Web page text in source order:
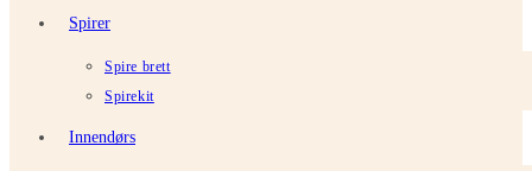
Spirer
Spire brett
Spirekit
Innendørs